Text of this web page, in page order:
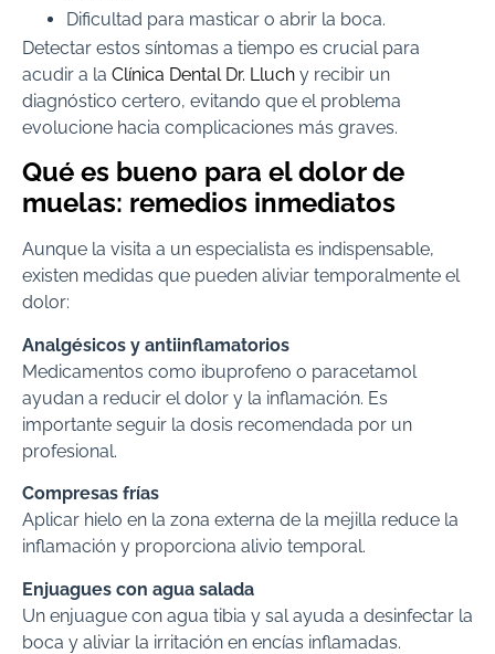
Dificultad para masticar o abrir la boca.
Detectar estos síntomas a tiempo es crucial para
acudir a la Clínica Dental Dr. Lluch y recibir un
diagnóstico certero, evitando que el problema
evolucione hacia complicaciones más graves.
Qué es bueno para el dolor de
muelas: remedios inmediatos
Aunque la visita a un especialista es indispensable,
existen medidas que pueden aliviar temporalmente el
dolor:
Analgésicos y antiinflamatorios
Medicamentos como ibuprofeno o paracetamol
ayudan a reducir el dolor y la inflamación. Es
importante seguir la dosis recomendada por un
profesional.
Compresas frías
Aplicar hielo en la zona externa de la mejilla reduce la
inflamación y proporciona alivio temporal.
Enjuagues con agua salada
Un enjuague con agua tibia y sal ayuda a desinfectar la
boca y aliviar la irritación en encías inflamadas.